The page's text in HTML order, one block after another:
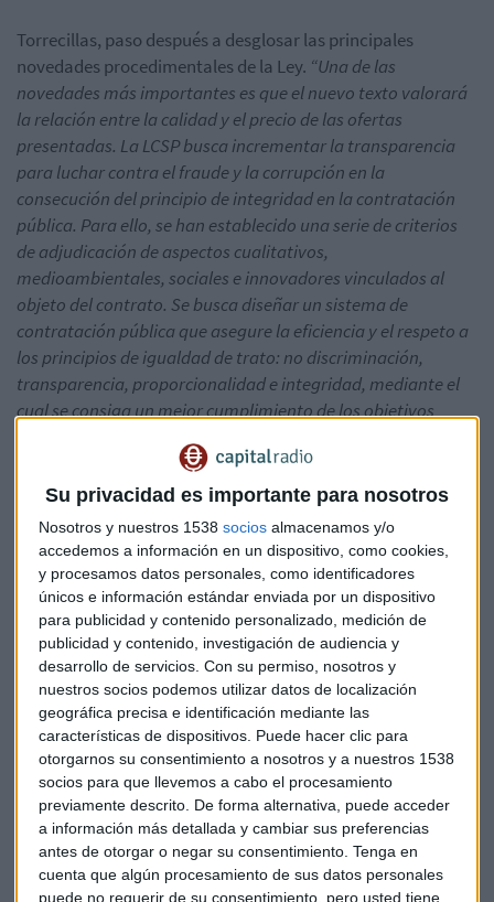
Su privacidad es importante para nosotros
Nosotros y nuestros 1538 socios almacenamos y/o
accedemos a información en un dispositivo, como cookies,
y procesamos datos personales, como identificadores
únicos e información estándar enviada por un dispositivo
para publicidad y contenido personalizado, medición de
publicidad y contenido, investigación de audiencia y
desarrollo de servicios. Con su permiso, nosotros y
nuestros socios podemos utilizar datos de localización
geográfica precisa e identificación mediante las
características de dispositivos. Puede hacer clic para
otorgarnos su consentimiento a nosotros y a nuestros 1538
socios para que llevemos a cabo el procesamiento
previamente descrito. De forma alternativa, puede acceder
a información más detallada y cambiar sus preferencias
antes de otorgar o negar su consentimiento. Tenga en
cuenta que algún procesamiento de sus datos personales
puede no requerir de su consentimiento, pero usted tiene
Torrecillas, paso después a desglosar las principales
novedades procedimentales de la Ley. “Una de las
novedades más importantes es que el nuevo texto valorará
la relación entre la calidad y el precio de las ofertas
presentadas. La LCSP busca incrementar la transparencia
para luchar contra el fraude y la corrupción en la
consecución del principio de integridad en la contratación
pública. Para ello, se han establecido una serie de criterios
de adjudicación de aspectos cualitativos,
medioambientales, sociales e innovadores vinculados al
objeto del contrato. Se busca diseñar un sistema de
contratación pública que asegure la eficiencia y el respeto a
los principios de igualdad de trato: no discriminación,
transparencia, proporcionalidad e integridad, mediante el
cual se consiga un mejor cumplimiento de los objetivos
la lucha contra la morosidad, así como la disminución de los
plazos de pago, aseguró el abogado.
Francisco Rubio, Socio de XCeptio Abogados, adelantó
las novedades procedimentales de la Ley, incidiendo en las
consultas preliminares del mercado, las etiquetas y las
novedades en los ámbitos fiscal y laboral. En los últimos
años hemos presenciado casos de adjudicaciones y
modificaciones contractuales irregulares, sobre costes o
paralizaciones por defectos en la definición y planificación
del contrato. Existía una falta de regulación entre el poder
adjudicatario y la empresa licitadora, además, el
desconocimiento, por parte de los empleados públicos a la
hora de redactar los pliegos, dificultaba aún más la
situación. “La nueva LCSP viene a resolver ese problema
porque incluye la realización de consultas preliminares de
mercado que se publicarán en la Plataforma de